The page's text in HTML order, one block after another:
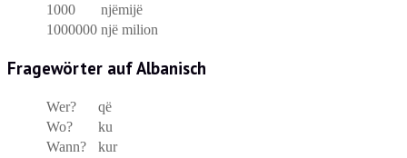
1000
njëmijë
1000000 një milion
Fragewörter auf Albanisch
Wer?
që
Wo?
ku
Wann?
kur